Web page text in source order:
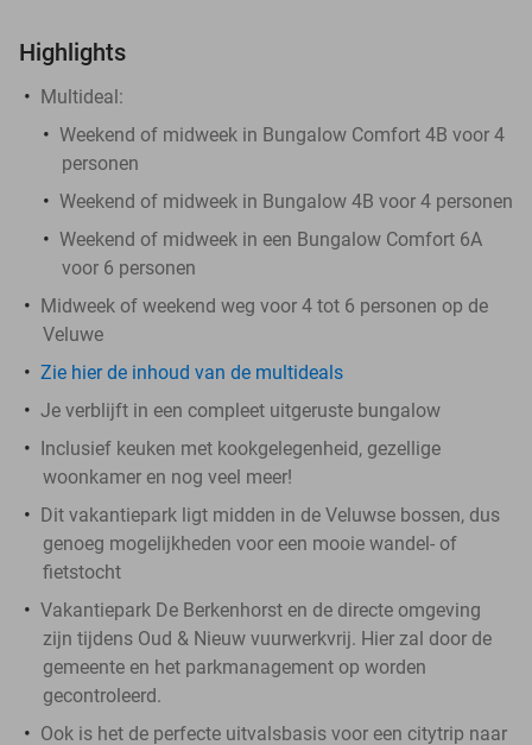
Highlights
Multideal:
Weekend of midweek in Bungalow Comfort 4B voor 4
personen
Weekend of midweek in Bungalow 4B voor 4 personen
Weekend of midweek in een Bungalow Comfort 6A
voor 6 personen
Midweek of weekend weg voor 4 tot 6 personen op de
Veluwe
Zie hier de inhoud van de multideals
Je verblijft in een compleet uitgeruste bungalow
Inclusief keuken met kookgelegenheid, gezellige
woonkamer en nog veel meer!
Dit vakantiepark ligt midden in de Veluwse bossen, dus
genoeg mogelijkheden voor een mooie wandel- of
fietstocht
Vakantiepark De Berkenhorst en de directe omgeving
zijn tijdens Oud & Nieuw vuurwerkvrij. Hier zal door de
gemeente en het parkmanagement op worden
gecontroleerd.
Ook is het de perfecte uitvalsbasis voor een citytrip naar